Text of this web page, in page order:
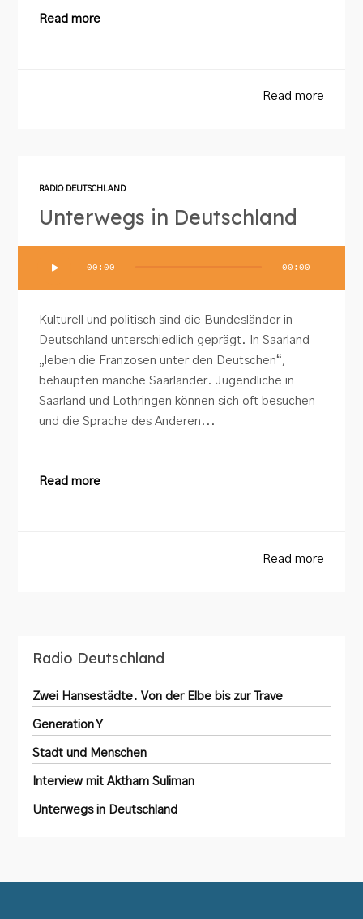
Read more
Read more
RADIO DEUTSCHLAND
Unterwegs in Deutschland
00:00 00:00
Kulturell und politisch sind die Bundesländer in
Deutschland unterschiedlich geprägt. In Saarland
„leben die Franzosen unter den Deutschen“,
behaupten manche Saarländer. Jugendliche in
Saarland und Lothringen können sich oft besuchen
und die Sprache des Anderen...
Read more
Read more
Radio Deutschland
Zwei Hansestädte. Von der Elbe bis zur Trave
Generation Y
Stadt und Menschen
Interview mit Aktham Suliman
Unterwegs in Deutschland